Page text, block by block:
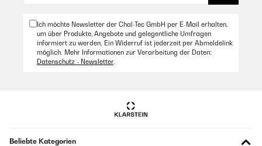
Ich möchte Newsletter der Chal-Tec GmbH per E-Mail erhalten,
um über Produkte, Angebote und gelegentliche Umfragen
informiert zu werden. Ein Widerruf ist jederzeit per Abmeldelink
möglich. Mehr Informationen zur Verarbeitung der Daten:
Datenschutz - Newsletter.
Beliebte Kategorien